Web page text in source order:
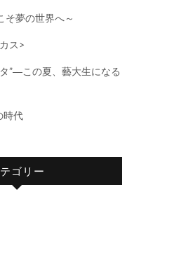
そ夢の世界へ～
ス>
”―この夏、藝大生になる
時代
ゴリー